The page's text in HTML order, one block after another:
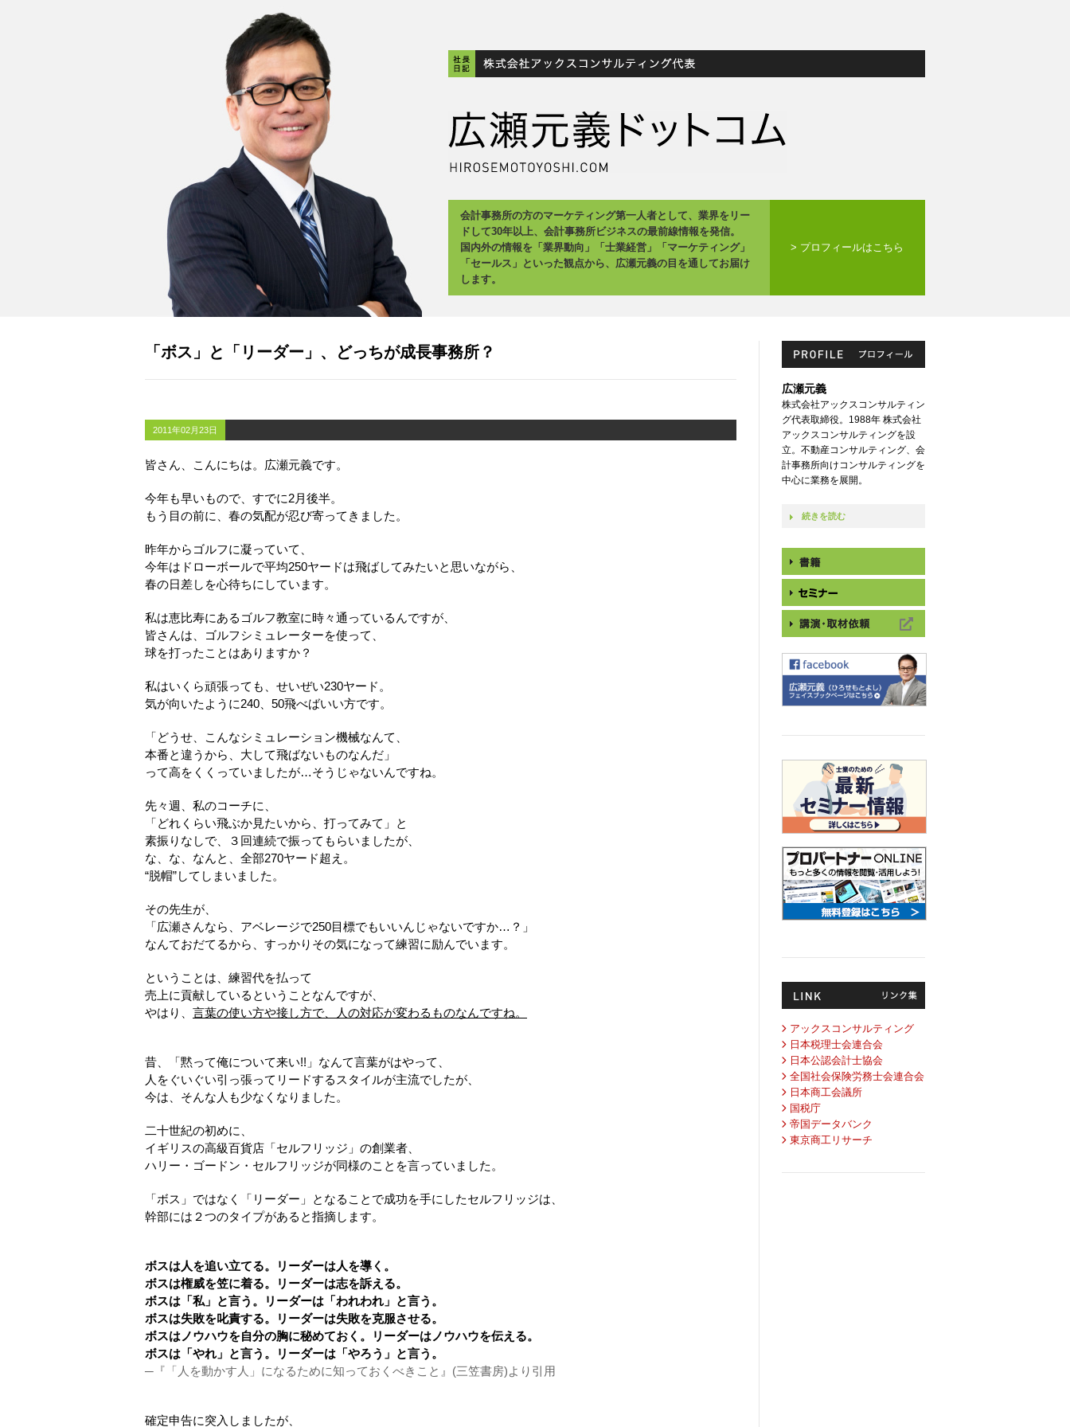
会計事務所の方のマーケティング第一人者として、業界をリー
ドして30年以上、会計事務所ビジネスの最前線情報を発信。
国内外の情報を「業界動向」「士業経営」「マーケティング」
「セールス」といった観点から、広瀬元義の目を通してお届け
します。
> プロフィールはこちら
「ボス」と「リーダー」、どっちが成長事務所？
2011年02月23日
皆さん、こんにちは。広瀬元義です。
今年も早いもので、すでに2月後半。
もう目の前に、春の気配が忍び寄ってきました。
昨年からゴルフに凝っていて、
今年はドローボールで平均250ヤードは飛ばしてみたいと思いながら、
春の日差しを心待ちにしています。
私は恵比寿にあるゴルフ教室に時々通っているんですが、
皆さんは、ゴルフシミュレーターを使って、
球を打ったことはありますか？
私はいくら頑張っても、せいぜい230ヤード。
気が向いたように240、50飛べばいい方です。
「どうせ、こんなシミュレーション機械なんて、
本番と違うから、大して飛ばないものなんだ」
って高をくくっていましたが…そうじゃないんですね。
先々週、私のコーチに、
「どれくらい飛ぶか見たいから、打ってみて」と
素振りなしで、３回連続で振ってもらいましたが、
な、な、なんと、全部270ヤード超え。
“脱帽”してしまいました。
その先生が、
「広瀬さんなら、アベレージで250目標でもいいんじゃないですか…？」
なんておだてるから、すっかりその気になって練習に励んでいます。
ということは、練習代を払って
売上に貢献しているということなんですが、
やはり、 言葉の使い方や接し方で、人の対応が変わるものなんですね。
昔、「黙って俺について来い!!」なんて言葉がはやって、
人をぐいぐい引っ張ってリードするスタイルが主流でしたが、
今は、そんな人も少なくなりました。
二十世紀の初めに、
イギリスの高級百貨店「セルフリッジ」の創業者、
ハリー・ゴードン・セルフリッジが同様のことを言っていました。
「ボス」ではなく「リーダー」となることで成功を手にしたセルフリッジは、
幹部には２つのタイプがあると指摘します。
ボスは人を追い立てる。リーダーは人を導く。
ボスは権威を笠に着る。リーダーは志を訴える。
ボスは「私」と言う。リーダーは「われわれ」と言う。
ボスは失敗を叱責する。リーダーは失敗を克服させる。
ボスはノウハウを自分の胸に秘めておく。リーダーはノウハウを伝える。
ボスは「やれ」と言う。リーダーは「やろう」と言う。
─『「人を動かす人」になるために知っておくべきこと』(三笠書房)より引用
確定申告に突入しましたが、
広瀬元義
株式会社アックスコンサルティン
グ代表取締役。1988年 株式会社
アックスコンサルティングを設
立。不動産コンサルティング、会
計事務所向けコンサルティングを
中心に業務を展開。
続きを読む
アックスコンサルティング
日本税理士会連合会
日本公認会計士協会
全国社会保険労務士会連合会
日本商工会議所
国税庁
帝国データバンク
東京商工リサーチ